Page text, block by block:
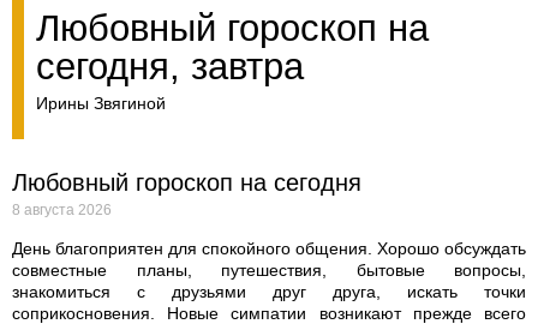
Любовный гороскоп на
сегодня, завтра
Ирины Звягиной
Любовный гороскоп на сегодня
8 августа 2026
День благоприятен для спокойного общения. Хорошо обсуждать
совместные планы, путешествия, бытовые вопросы,
знакомиться с друзьями друг друга, искать точки
соприкосновения. Новые симпатии возникают прежде всего